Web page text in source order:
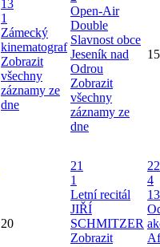
13
1
Zámecký
kinematograf
Zobrazit
všechny
záznamy ze
dne
Open-Air
Double
Slavnost obce
Jeseník nad
Odrou
Zobrazit
všechny
záznamy ze
dne
15
20
21
1
Letní recitál
JIŘÍ
SCHMITZER
Zobrazit
22
4